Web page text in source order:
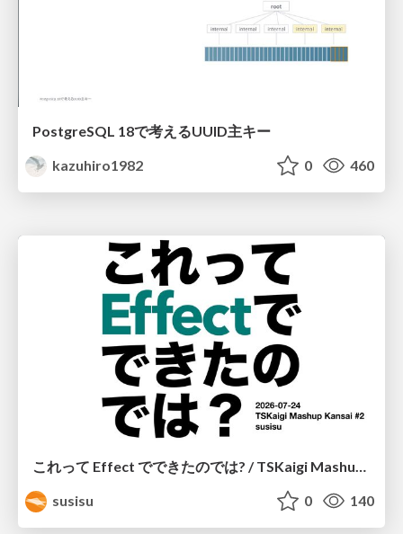
PostgreSQL 18で考えるUUID主キー
kazuhiro1982
0 460
susisu
0 140